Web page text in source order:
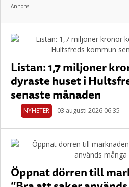
Annons:
Listan: 1,7 miljoner
dyraste huset i
senaste månaden
NYHETER 03 augusti 2026 06.35
Öppnat dörren till